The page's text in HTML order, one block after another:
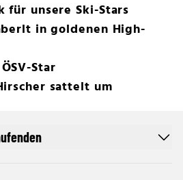
für unsere Ski-Stars
in goldenen High-
Star
sattelt um